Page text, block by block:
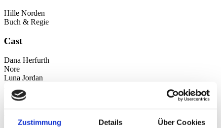
Zustimmung Details Über Cookies
Hille Norden
Buch & Regie
Cast
Dana Herfurth
Nore
Luna Jordan
Vera Fay
Michel